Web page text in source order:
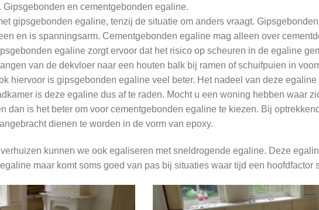
Gipsgebonden en cementgebonden egaline.
gipsgebonden egaline, tenzij de situatie om anders vraagt.
en is spanningsarm. Cementgebonden egaline mag alleen over
egaline zorgt ervoor dat het risico op scheuren in de egaline
van de dekvloer naar een houten balk bij ramen of schuifpuien in
hiervoor is gipsgebonden egaline veel beter. Het nadeel van deze egaline
is deze egaline dus af te raden. Mocht u een woning hebben waar
dan is het beter om voor cementgebonden egaline te kiezen. Bij
dienen te worden in de vorm van epoxy.
kunnen we ook egaliseren met sneldrogende egaline. Deze
maar komt soms goed van pas bij situaties waar tijd een hoofdfactor